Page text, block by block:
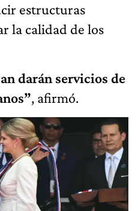
estructuras
la calidad de los
darán servicios de
, afirmó.